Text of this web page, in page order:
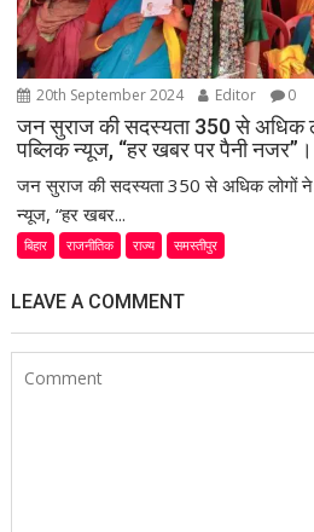
20th September 2024 Editor 0
जन सुराज की सदस्यता 350 से अधिक
पब्लिक न्यूज, “हर खबर पर पैनी नजर”।
जन सुराज की सदस्यता 350 से अधिक लोगों ने
न्यूज, “हर खबर...
बिहार राजनीतिक राज्य समस्तीपुर
LEAVE A COMMENT